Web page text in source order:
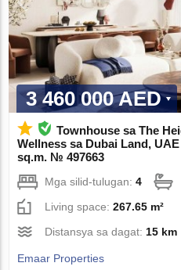
3 460 000 AED
Townhouse sa The
Wellness sa Dubai Land,
sq.m. № 497663
Mga silid-tulugan:4
Living space:267.65 m²
Distansya sa dagat: 15 km
Emaar Properties